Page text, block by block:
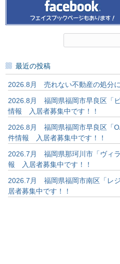
最近の投稿
2026.8月 売れない不動産の処分
2026.8月 福岡県福岡市早良区「
情報 入居者募集中です！！
2026.8月 福岡県福岡市早良区「
件情報 入居者募集中です！！
2026.7月 福岡県那珂川市「ヴィ
報 入居者募集中です！！
2026.7月 福岡県福岡市南区「レ
居者募集中です！！